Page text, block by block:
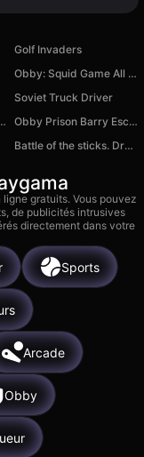
Golf Invaders
Obby: Squid Game All Modes Season 1
Soviet Truck Driver
the Picture
Obby Prison Barry Escape
Battle of the sticks. Dragon Fight
gratuits. Vous pouvez
de publicités intrusives
directement dans votre
Sports
Arcade
Obby